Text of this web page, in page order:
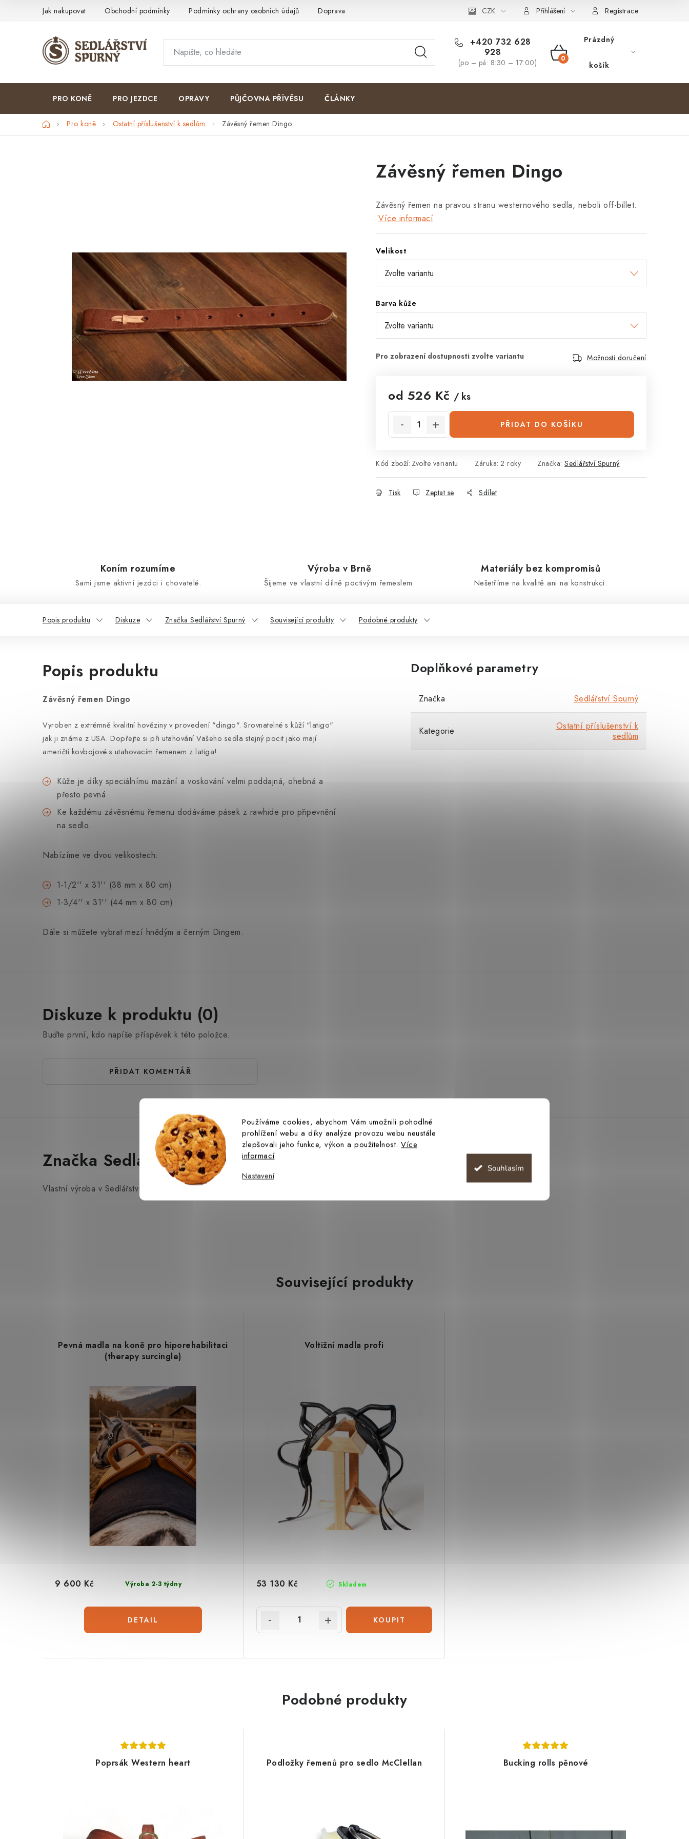
Používáme cookies, abychom Vám umožnili pohodlné
prohlížení webu a díky analýze provozu webu neustále
zlepšovali jeho funkce, výkon a použitelnost. Více
informací
Nastavení
Souhlasím
Jak nakupovat Obchodní podmínky Podmínky ochrany osobních údajů Doprava a platby Moje objednávka
CZK Přihlášení Registrace
+420 732 628
928
(po – pá: 8:30 – 17:00)
NÁKUPNÍ
Prázdný
košík
PRO KONĚ PRO JEZDCE OPRAVY PŮJČOVNA PŘÍVĚSU ČLÁNKY
DomůPro koně Ostatní příslušenství k sedlům Závěsný řemen Dingo
Závěsný řemen Dingo
Závěsný řemen na pravou stranu westernového sedla, neboli off-billet.
Více informací
Velikost
Barva kůže
Možnosti doručení
od 526 Kč / ks
Měrná cena:
PŘIDAT DO KOŠÍKU
Kód zboží: Zvolte variantu Záruka: 2 roky Značka: Sedlářství Spurný
Tisk Zeptat se Sdílet
Koním rozumíme
Sami jsme aktivní jezdci i chovatelé.
Výroba v Brně
Šijeme ve vlastní dílně poctivým řemeslem.
Materiály bez kompromisů
Nešetříme na kvalitě ani na konstrukci.
Popis produktu Diskuze Značka Sedlářství Spurný Související produkty Podobné produkty
Popis produktu
Závěsný řemen Dingo
Vyroben z extrémně kvalitní hověziny v provedení "dingo". Srovnatelné s kůží "latigo"
jak ji známe z USA. Dopřejte si při utahování Vašeho sedla stejný pocit jako mají
američtí kovbojové s utahovacím řemenem z latiga!
Kůže je díky speciálnímu mazání a voskování velmi poddajná, ohebná a
přesto pevná.
Ke každému závěsnému řemenu dodáváme pásek z rawhide pro připevnění
na sedlo.
Nabízíme ve dvou velikostech:
1-1/2'' x 31'' (38 mm x 80 cm)
1-3/4'' x 31'' (44 mm x 80 cm)
Dále si můžete vybrat mezí hnědým a černým Dingem.
Doplňkové parametry
Značka Sedlářství Spurný
Kategorie
Ostatní příslušenství k
sedlům
Diskuze k produktu (0)
Buďte první, kdo napíše příspěvek k této položce.
PŘIDAT KOMENTÁŘ
Značka Sedlářství Spurný
Vlastní výroba v Sedlářství Spurný v Brně.
Související produkty
Pevná madla na koně pro hiporehabilitaci
(therapy surcingle)
Výroba 2-3 týdny
9 600 Kč
Voltižní madla profi
Skladem
53 130 Kč
Podobné produkty
Poprsák Western heart Podložky řemenů pro sedlo McClellan Bucking rolls pěnové